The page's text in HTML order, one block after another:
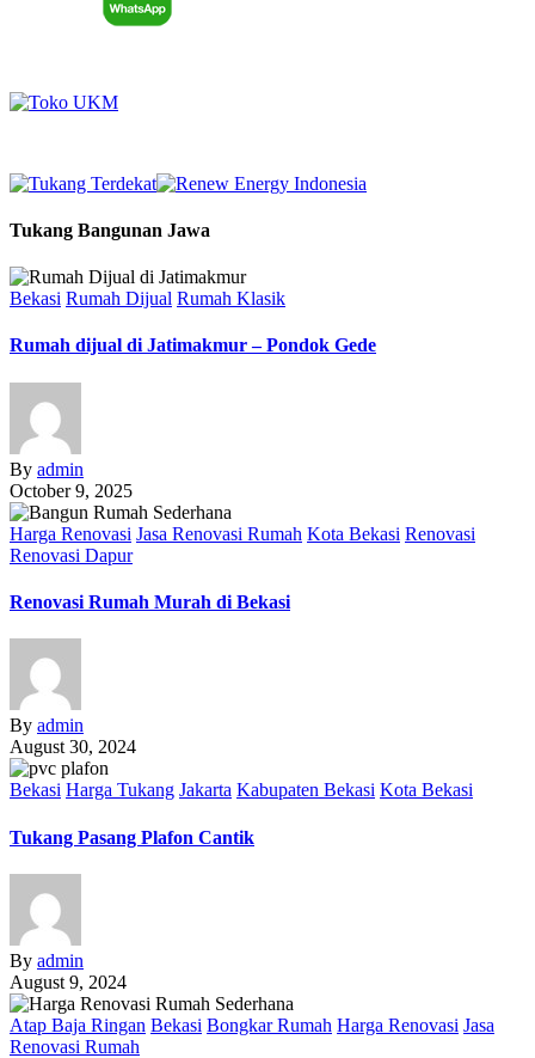
Tukang Bangunan Jawa
Bekasi Rumah Dijual Rumah Klasik
Rumah dijual di Jatimakmur – Pondok Gede
By admin
October 9, 2025
Harga Renovasi Jasa Renovasi Rumah Kota Bekasi Renovasi
Renovasi Dapur
Renovasi Rumah Murah di Bekasi
By admin
August 30, 2024
Bekasi Harga Tukang Jakarta Kabupaten Bekasi Kota Bekasi
Tukang Pasang Plafon Cantik
By admin
August 9, 2024
Atap Baja Ringan Bekasi Bongkar Rumah Harga Renovasi Jasa
Renovasi Rumah